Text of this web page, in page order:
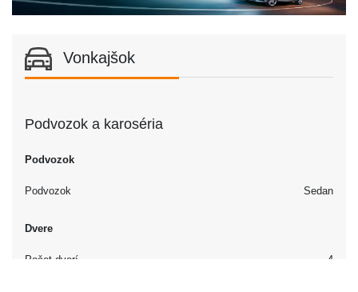
Vonkajšok
Podvozok a karoséria
Podvozok
Podvozok Sedan
Dvere
Počet dverí 4